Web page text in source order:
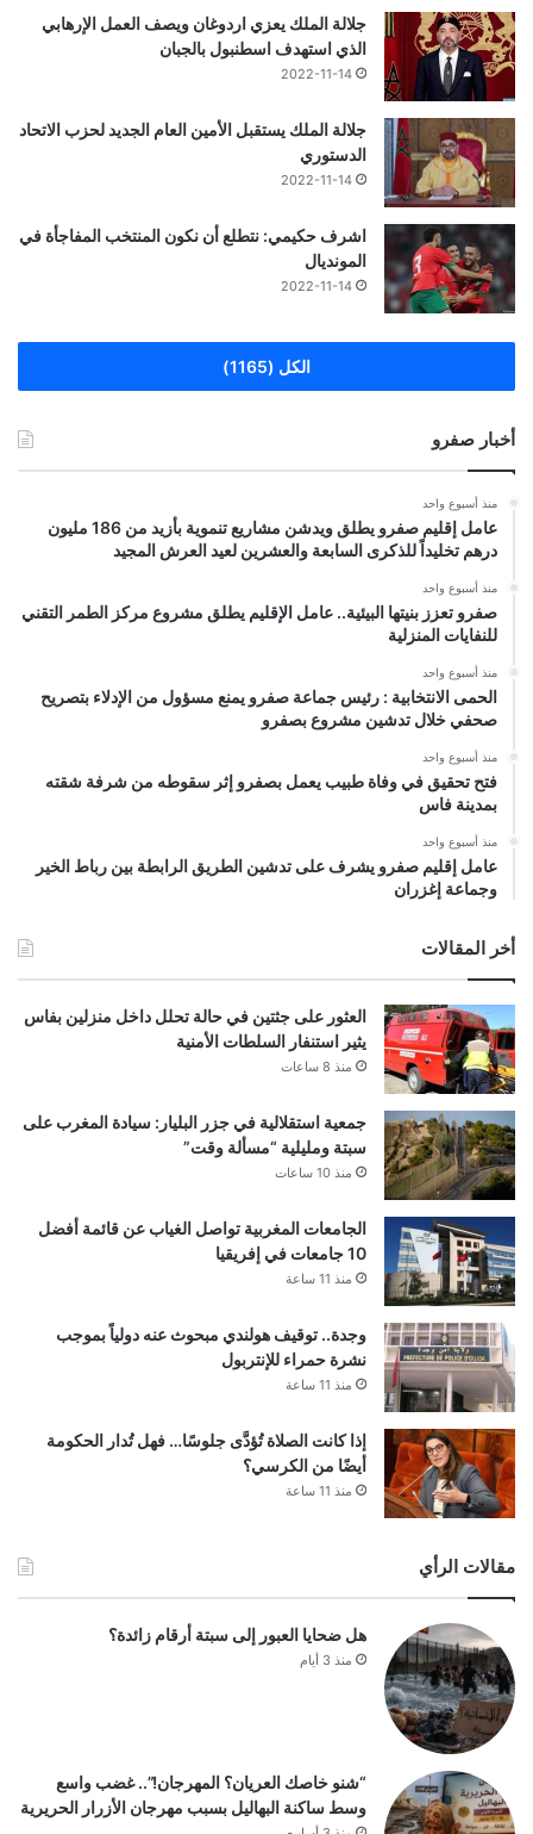
جلالة الملك يعزي اردوغان ويصف العمل الإرهابي
الذي استهدف اسطنبول بالجبان
2022-11-14
جلالة الملك يستقبل الأمين العام الجديد لحزب الاتحاد
الدستوري
2022-11-14
اشرف حكيمي: نتطلع أن نكون المنتخب المفاجأة في
المونديال
2022-11-14
الكل (1165)
أخبار صفرو
منذ أسبوع واحد
عامل إقليم صفرو يطلق ويدشن مشاريع تنموية بأزيد من 186 مليون
درهم تخليداً للذكرى السابعة والعشرين لعيد العرش المجيد
منذ أسبوع واحد
صفرو تعزز بنيتها البيئية.. عامل الإقليم يطلق مشروع مركز الطمر التقني
للنفايات المنزلية
منذ أسبوع واحد
الحمى الانتخابية : رئيس جماعة صفرو يمنع مسؤول من الإدلاء بتصريح
صحفي خلال تدشين مشروع بصفرو
منذ أسبوع واحد
فتح تحقيق في وفاة طبيب يعمل بصفرو إثر سقوطه من شرفة شقته
بمدينة فاس
منذ أسبوع واحد
عامل إقليم صفرو يشرف على تدشين الطريق الرابطة بين رباط الخير
وجماعة إغزران
أخر المقالات
العثور على جثتين في حالة تحلل داخل منزلين بفاس
يثير استنفار السلطات الأمنية
منذ 8 ساعات
جمعية استقلالية في جزر البليار: سيادة المغرب على
سبتة ومليلية “مسألة وقت”
منذ 10 ساعات
الجامعات المغربية تواصل الغياب عن قائمة أفضل
10 جامعات في إفريقيا
منذ 11 ساعة
وجدة.. توقيف هولندي مبحوث عنه دولياً بموجب
نشرة حمراء للإنتربول
منذ 11 ساعة
إذا كانت الصلاة تُؤدَّى جلوسًا… فهل تُدار الحكومة
أيضًا من الكرسي؟
منذ 11 ساعة
مقالات الرأي
هل ضحايا العبور إلى سبتة أرقام زائدة؟
منذ 3 أيام
“شنو خاصك العريان؟ المهرجان!”.. غضب واسع
وسط ساكنة البهاليل بسبب مهرجان الأزرار الحريرية